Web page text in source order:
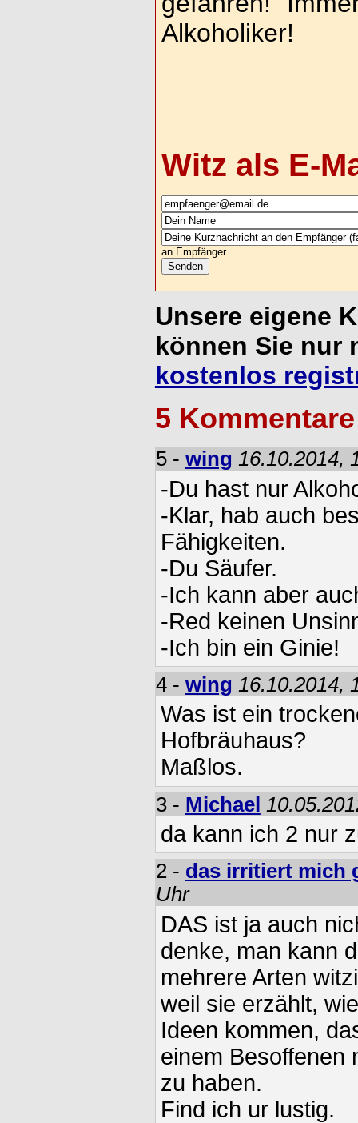
Alkoholiker!
Witz als E-
an Empfänger
Unsere eigene
können Sie nur
kostenlos
5
5 - wing 16.10.2014,
-Du hast nur
-Klar, hab auch
Fähigkeiten.
-Du Säufer.
-Ich kann aber
-Red keinen
-Ich bin ein Ginie!
4 - wing 16.10.2014,
Was ist ein
Hofbräuhaus?
Maßlos.
3 - Michael
da kann ich 2 nur
2 - das irritiert mich
Uhr
DAS ist ja auch
denke, man kann
mehrere Arten
weil sie erzählt,
Ideen kommen,
einem Besoffenen
zu haben.
Find ich ur lustig.